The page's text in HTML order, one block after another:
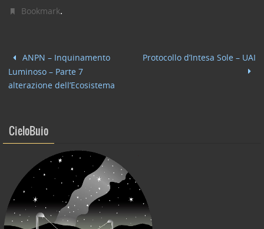
c
b
o
o
itt
dI
n
Bookmark.
ANPN – Inquinamento
Luminoso – Parte 7
alterazione dell’Ecosistema
Protocollo d’Intesa Sole – UAI
CieloBuio